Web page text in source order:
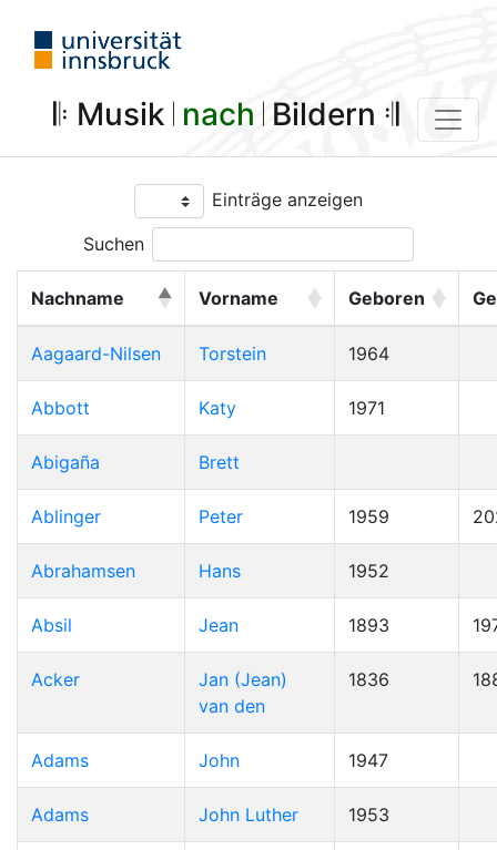
𝄆 Musik 𝄀 nach 𝄀 Bildern 𝄇
Einträge anzeigen
Suchen
Nachname Vorname Geboren
Aagaard-Nilsen Torstein 1964
Abbott Katy 1971
Abigaña Brett
Ablinger Peter 1959
Abrahamsen Hans 1952
Absil Jean 1893
Acker
Jan (Jean)
van den
1836
Adams John 1947
Adams John Luther 1953